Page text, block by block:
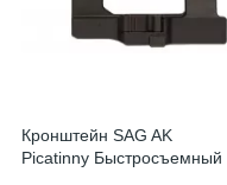
Кронштейн SAG AK
Picatinny Быстросъемный